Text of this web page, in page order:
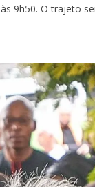
9h50. O trajeto